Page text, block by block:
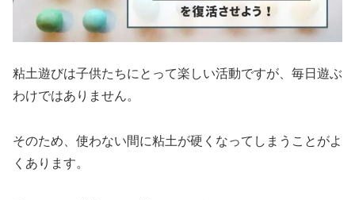
粘土遊びは子供たちにとって楽しい活動ですが、毎日遊ぶ
わけではありません。
そのため、使わない間に粘土が硬くなってしまうことがよ
くあります。